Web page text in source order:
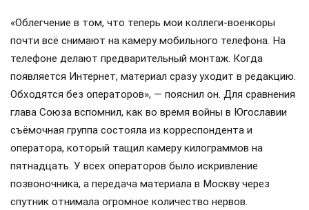
«Облегчение в том, что теперь мои коллеги-военкоры
почти всё снимают на камеру мобильного телефона. На
телефоне делают предварительный монтаж. Когда
появляется Интернет, материал сразу уходит в редакцию.
Обходятся без операторов», — пояснил он. Для сравнения
глава Союза вспомнил, как во время войны в Югославии
съёмочная группа состояла из корреспондента и
оператора, который тащил камеру килограммов на
пятнадцать. У всех операторов было искривление
позвоночника, а передача материала в Москву через
спутник отнимала огромное количество нервов.